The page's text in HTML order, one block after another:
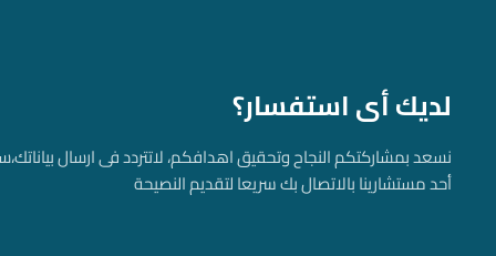
لديك أى استفسار؟
نسعد بمشاركتكم النجاح وتحقيق اهدافكم، لاتتردد فى ارسال
أحد مستشارينا بالاتصال بك سريعا لتقديم النصيحة